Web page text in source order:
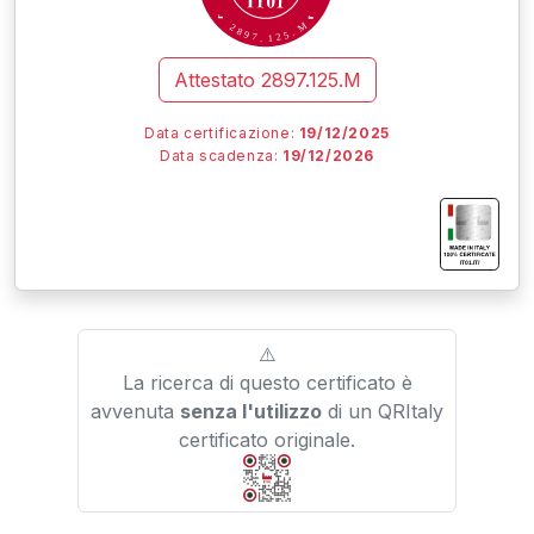
289 7 . 1 2 5 .M
Attestato 2897.125.M
Data certificazione: 19/12/2025
Data scadenza: 19/12/2026
IT01.IT/
⚠️
La ricerca di questo certificato è
avvenuta senza l'utilizzo di un QRItaly
certificato originale.